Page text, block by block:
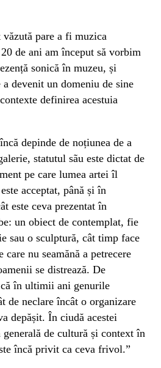
pare a fi muzica
de ani am început să vorbim
sonică în muzeu, și
a devenit un domeniu de sine
definirea acestuia
depinde de noțiunea de a
statutul sãu este dictat de
pe care lumea artei îl
acceptat, până și în
este ceva prezentat în
un obiect de contemplat, fie
sau o sculptură, cât timp face
nu seamănă a petrecere
se distrează. De
că în ultimii ani genurile
de neclare încât o organizare
depășit. În ciudă acestei
de cultură și context în
încă privit ca ceva frivol.”